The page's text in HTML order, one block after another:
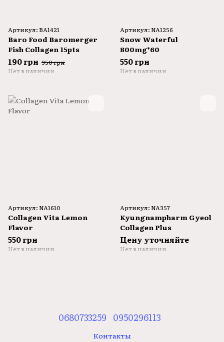
Артикул: BA1421
Baro Food Baromerger
Fish Collagen 15pts
190 грн 350 грн
Нет в наличии
Артикул: NA1256
Snow Waterful
800mg*60
550 грн
Нет в наличии
Артикул: NA1610
Collagen Vita Lemon
Flavor
550 грн
Нет в наличии
Артикул: NA357
Kyungnampharm Gyeol
Collagen Plus
Цену уточняйте
Нет в наличии
0680733259 0950296113
Контакты